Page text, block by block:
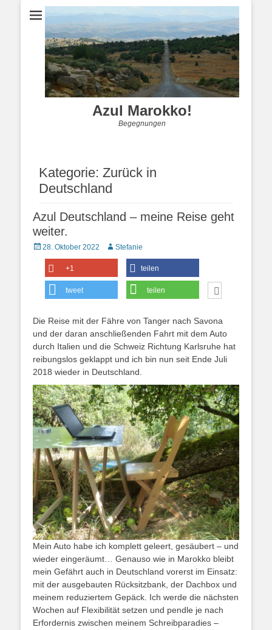
Azul Marokko!
Begegnungen
Kategorie: Zurück in
Deutschland
Azul Deutschland – meine Reise geht
weiter.
Posted
28. Oktober 2022 AutorStefanie
+1 teilen
tweet teilen
Die Reise mit der Fähre von Tanger nach Savona
und der daran anschließenden Fahrt mit dem Auto
durch Italien und die Schweiz Richtung Karlsruhe hat
reibungslos geklappt und ich bin nun seit Ende Juli
2018 wieder in Deutschland.
Mein Auto habe ich komplett geleert, gesäubert – und
wieder eingeräumt… Genauso wie in Marokko bleibt
mein Gefährt auch in Deutschland vorerst im Einsatz:
mit der ausgebauten Rücksitzbank, der Dachbox und
meinem reduziertem Gepäck. Ich werde die nächsten
Wochen auf Flexibilität setzen und pendle je nach
Erfordernis zwischen meinem Schreibparadies –